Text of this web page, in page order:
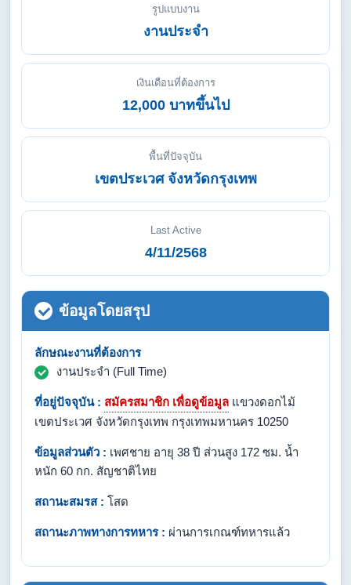
รูปแบบงาน
งานประจำ
เงินเดือนที่ต้องการ
12,000 บาทขึ้นไป
พื้นที่ปัจจุบัน
เขตประเวศ จังหวัดกรุงเทพ
Last Active
4/11/2568
ข้อมูลโดยสรุป
ลักษณะงานที่ต้องการ
งานประจำ (Full Time)
ที่อยู่ปัจจุบัน : สมัครสมาชิก เพื่อดูข้อมูล แขวงดอกไม้
เขตประเวศ จังหวัดกรุงเทพ กรุงเทพมหานคร 10250
ข้อมูลส่วนตัว : เพศชาย อายุ 38 ปี ส่วนสูง 172 ซม. น้ำ
หนัก 60 กก. สัญชาติไทย
สถานะสมรส : โสด
สถานะภาพทางการทหาร : ผ่านการเกณฑ์ทหารแล้ว